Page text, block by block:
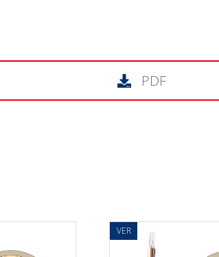
PDF
VER